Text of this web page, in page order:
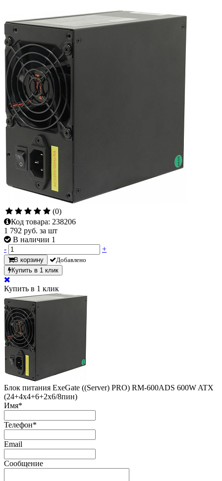
(0)
Код товара: 238206
1 792 руб. за шт
В наличии 1
-
+
В корзину
Добавлено
Купить в 1 клик
Купить в 1 клик
Блок питания ExeGate ((Server) PRO) RM-600ADS 600W ATX
(24+4x4+6+2х6/8пин)
Имя*
Телефон*
Email
Сообщение